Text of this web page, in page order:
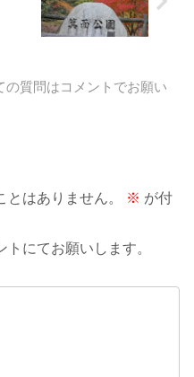
の質問はコメントでお願い
はありません。 ※ が付
にてお願いします。